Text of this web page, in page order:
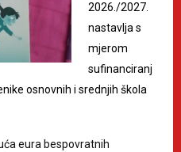
2026./2027.
nastavlja s
mjerom
sufinanciranj
osnovnih i srednjih škola
eura bespovratnih